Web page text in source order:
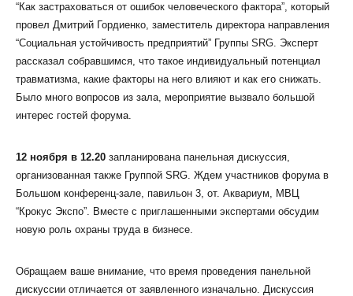
“Как застраховаться от ошибок человеческого фактора”, который
провел Дмитрий Гордиенко, заместитель директора направления
“Социальная устойчивость предприятий” Группы SRG. Эксперт
рассказал собравшимся, что такое индивидуальный потенциал
травматизма, какие факторы на него влияют и как его снижать.
Было много вопросов из зала, мероприятие вызвало большой
интерес гостей форума.
12 ноября в 12.20 запланирована панельная дискуссия,
организованная также Группой SRG. Ждем участников форума в
Большом конференц-зале, павильон 3, от. Аквариум, МВЦ
“Крокус Экспо”. Вместе с приглашенными экспертами обсудим
новую роль охраны труда в бизнесе.
Обращаем ваше внимание, что время проведения панельной
дискуссии отличается от заявленного изначально. Дискуссия